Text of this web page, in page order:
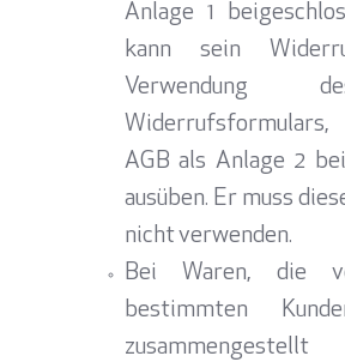
Anlage 1
kann sein
Verwendung
Widerrufsformulars,
AGB als Anlage 2
ausüben. Er muss
nicht verwenden.
Bei Waren, die
bestimmten